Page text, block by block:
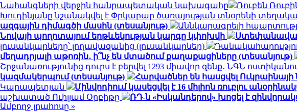
Նահանգների վերջին հանրապետական ​​նախագահը
Ռուբեն
Խուդինյանը նշանակվել է Փրկարար ծառայության տնօրենի
ազգային դիմագծի մասին (տեսանյութ)
Աննկարագրելի
Նովայի պողոտայում երթևեկության կարգը կփոխվի
լուսանկարները՝ լողավազանից (լուսանկարներ)
մեղադրյալի աթոռին․ ի՞նչ են մտածում քաղաքացիները (տեսանյութ)
Շրջանառությունից դուրս է բերվել 1293 միավոր զենք․ ՆԳՆ
կազմակերպում (տեսանյութ)
Հարվածներ են հասցվել
Կարապետյան
Մինվոդիում կասեցվել է 16 միլիոն ռուբլու
աշխատած Ուիլյամ Օրբիթը
ՌԴ-ն «Իսկանդերով» խոցել է
Ամբողջ լրահոսը »